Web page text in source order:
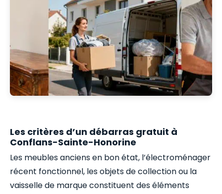
Les critères d’un débarras gratuit à
Conflans-Sainte-Honorine
Les meubles anciens en bon état, l’électroménager
récent fonctionnel, les objets de collection ou la
vaisselle de marque constituent des éléments